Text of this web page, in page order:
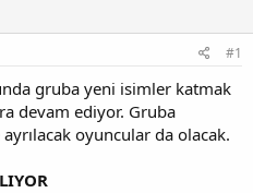
#1
gruba yeni isimler katmak
devam ediyor. Gruba
oyuncular da olacak.